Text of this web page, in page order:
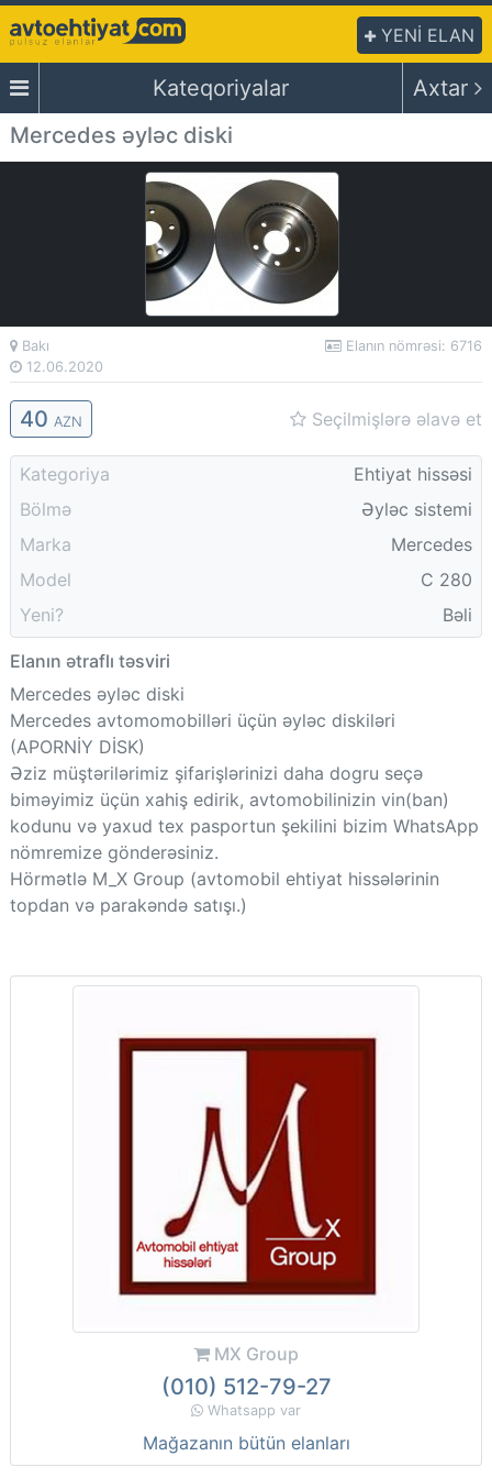
YENİ ELAN
Kateqoriyalar
Axtar
Mercedes əyləc diski
Bakı
12.06.2020
Elanın nömrəsi: 6716
40 AZN Seçilmişlərə əlavə et
Kategoriya
Ehtiyat hissəsi
Bölmə
Əyləc sistemi
Marka
Mercedes
Model
C 280
Yeni?
Bəli
Elanın ətraflı təsviri
Mercedes əyləc diski
Mercedes avtomomobilləri üçün əyləc diskiləri
(APORNİY DİSK)
Əziz müştərilərimiz şifarişlərinizi daha dogru seçə
biməyimiz üçün xahiş edirik, avtomobilinizin vin(ban)
kodunu və yaxud tex pasportun şekilini bizim WhatsApp
nömremize gönderəsiniz.
Hörmətlə M_X Group (avtomobil ehtiyat hissələrinin
topdan və parakəndə satışı.)
MX Group
(010) 512-79-27
Whatsapp var
Mağazanın bütün elanları